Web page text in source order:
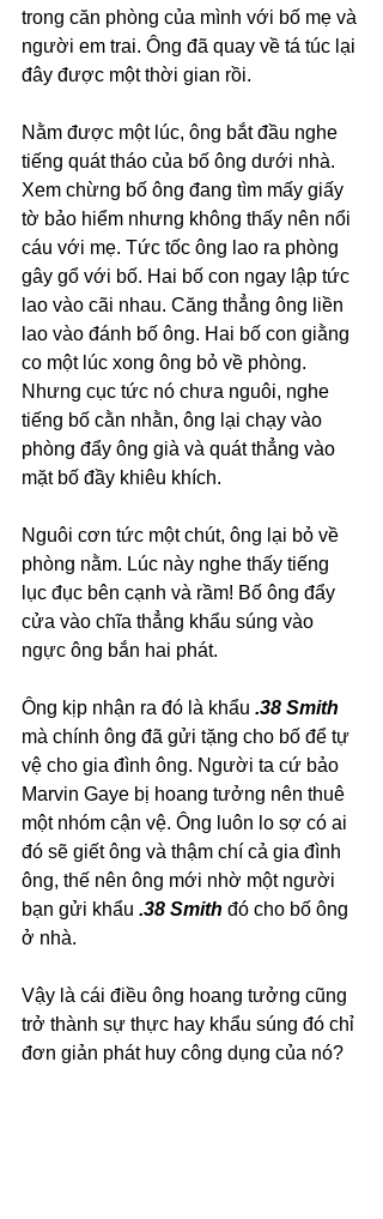
trong căn phòng của mình với bố mẹ và
người em trai. Ông đã quay về tá túc lại
đây được một thời gian rồi.
Nằm được một lúc, ông bắt đầu nghe
tiếng quát tháo của bố ông dưới nhà.
Xem chừng bố ông đang tìm mấy giấy
tờ bảo hiểm nhưng không thấy nên nổi
cáu với mẹ. Tức tốc ông lao ra phòng
gây gổ với bố. Hai bố con ngay lập tức
lao vào cãi nhau. Căng thẳng ông liền
lao vào đánh bố ông. Hai bố con giằng
co một lúc xong ông bỏ về phòng.
Nhưng cục tức nó chưa nguôi, nghe
tiếng bố cằn nhằn, ông lại chạy vào
phòng đẩy ông già và quát thẳng vào
mặt bố đầy khiêu khích.
Nguôi cơn tức một chút, ông lại bỏ về
phòng nằm. Lúc này nghe thấy tiếng
lục đục bên cạnh và rầm! Bố ông đẩy
cửa vào chĩa thẳng khẩu súng vào
ngực ông bắn hai phát.
Ông kịp nhận ra đó là khẩu .38 Smith
mà chính ông đã gửi tặng cho bố để tự
vệ cho gia đình ông. Người ta cứ bảo
Marvin Gaye bị hoang tưởng nên thuê
một nhóm cận vệ. Ông luôn lo sợ có ai
đó sẽ giết ông và thậm chí cả gia đình
ông, thế nên ông mới nhờ một người
bạn gửi khẩu .38 Smith đó cho bố ông
ở nhà.
Vậy là cái điều ông hoang tưởng cũng
trở thành sự thực hay khẩu súng đó chỉ
đơn giản phát huy công dụng của nó?